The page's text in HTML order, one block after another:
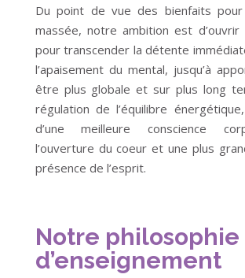
Du point de vue des bienfaits
massée, notre ambition est d’ouvrir
pour transcender la détente
l’apaisement du mental, jusqu’à
être plus globale et sur plus long
régulation de l’équilibre
d’une meilleure conscience
l’ouverture du coeur et une plus
présence de l’esprit.
Notre philosophie
d’enseignement